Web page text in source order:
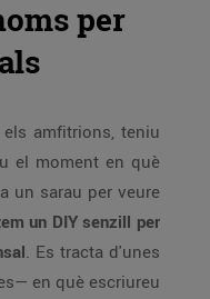
per
els amfitrions, teniu
el moment en què
un sarau per veure
un DIY senzill per
. Es tracta d'unes
en què escriureu